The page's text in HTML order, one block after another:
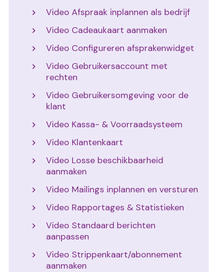
Video Afspraak inplannen als bedrijf
Video Cadeaukaart aanmaken
Video Configureren afsprakenwidget
Video Gebruikersaccount met
rechten
Video Gebruikersomgeving voor de
klant
Video Kassa- & Voorraadsysteem
Video Klantenkaart
Video Losse beschikbaarheid
aanmaken
Video Mailings inplannen en versturen
Video Rapportages & Statistieken
Video Standaard berichten
aanpassen
Video Strippenkaart/abonnement
aanmaken